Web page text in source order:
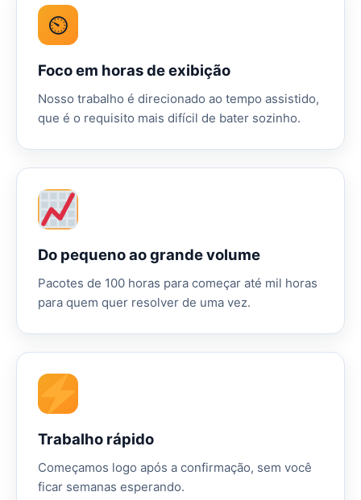
⏲
Foco em horas de exibição
Nosso trabalho é direcionado ao tempo assistido,
que é o requisito mais difícil de bater sozinho.
Do pequeno ao grande volume
Pacotes de 100 horas para começar até mil horas
para quem quer resolver de uma vez.
Trabalho rápido
Começamos logo após a confirmação, sem você
ficar semanas esperando.